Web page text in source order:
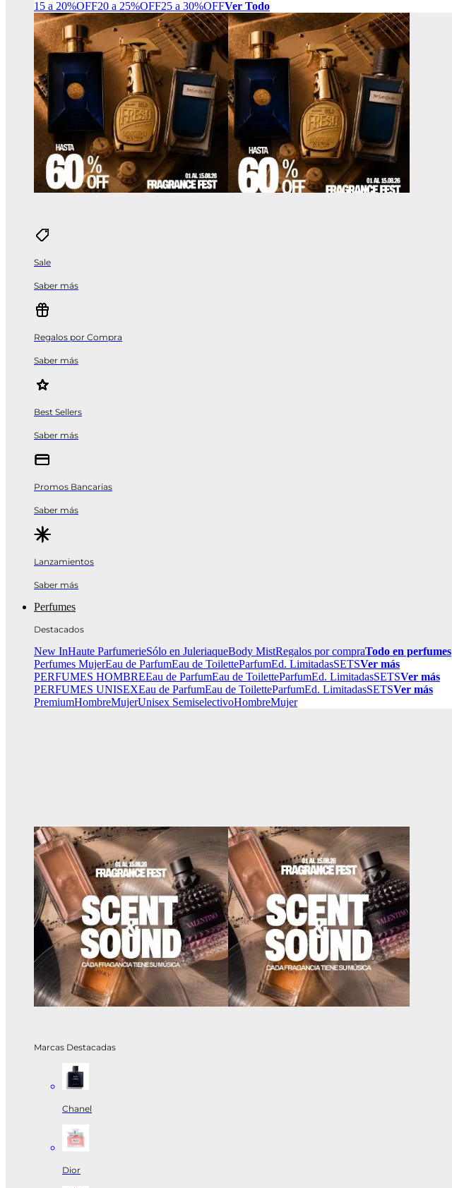
15 a 20%OFF20 a 25%OFF25 a 30%OFFVer Todo
Sale
Saber más
Regalos por Compra
Saber más
Best Sellers
Saber más
Promos Bancarias
Saber más
Lanzamientos
Saber más
Perfumes
Destacados
New InHaute ParfumerieSólo en JuleriaqueBody MistRegalos por compraTodo en perfumes
Perfumes MujerEau de ParfumEau de ToiletteParfumEd. LimitadasSETSVer más
PERFUMES HOMBREEau de ParfumEau de ToiletteParfumEd. LimitadasSETSVer más
PERFUMES UNISEXEau de ParfumEau de ToiletteParfumEd. LimitadasSETSVer más
PremiumHombreMujerUnisex SemiselectivoHombreMujer
Marcas Destacadas
Chanel
Dior